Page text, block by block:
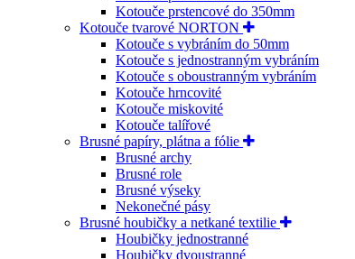
Kotouče prstencové do 350mm
Kotouče tvarové NORTON
Kotouče s vybráním do 50mm
Kotouče s jednostranným vybráním
Kotouče s oboustranným vybráním
Kotouče hrncovité
Kotouče miskovité
Kotouče talířové
Brusné papíry, plátna a fólie
Brusné archy
Brusné role
Brusné výseky
Nekonečné pásy
Brusné houbičky a netkané textilie
Houbičky jednostranné
Houbičky dvoustranné